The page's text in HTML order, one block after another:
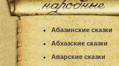
Абазинские сказки
Абхазские сказки
Аварские сказки